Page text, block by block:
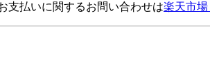
支払いに関するお問い合わせは楽天市